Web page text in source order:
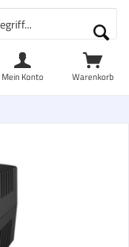
Warenkorb
Mein Konto